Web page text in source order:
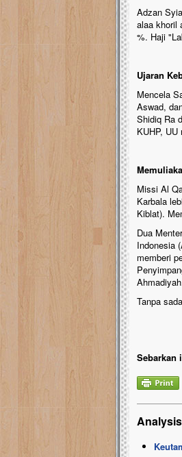
Adzan
alaa khoril
%. Haji
Ujaran
Mencela
Aswad,
Shidiq Ra
KUHP,
Missi Al
Karbala
Kiblat).
Dua
Indonesia
memberi
Tanpa
Sebarkan